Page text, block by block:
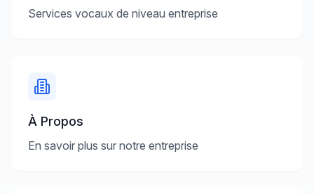
Services vocaux de niveau entreprise
À Propos
En savoir plus sur notre entreprise